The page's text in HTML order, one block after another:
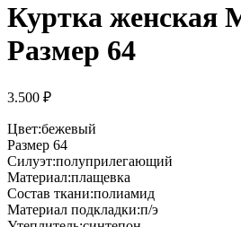
Куртка женская
Размер 64
3.500 ₽
Цвет:бежевый
Размер 64
Силуэт:полуприлегающий
Материал:плащевка
Состав ткани:полиамид
Материал подкладки:п/э